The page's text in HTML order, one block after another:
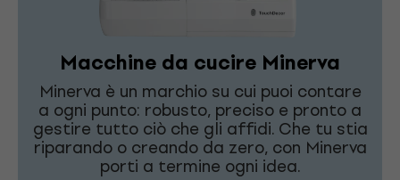
Macchine da cucire Minerva
Minerva è un marchio su cui puoi contare
a ogni punto: robusto, preciso e pronto a
gestire tutto ciò che gli affidi. Che tu stia
riparando o creando da zero, con Minerva
porti a termine ogni idea.